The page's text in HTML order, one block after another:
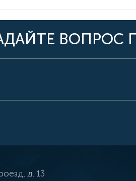
ВОПРОС
д. 13